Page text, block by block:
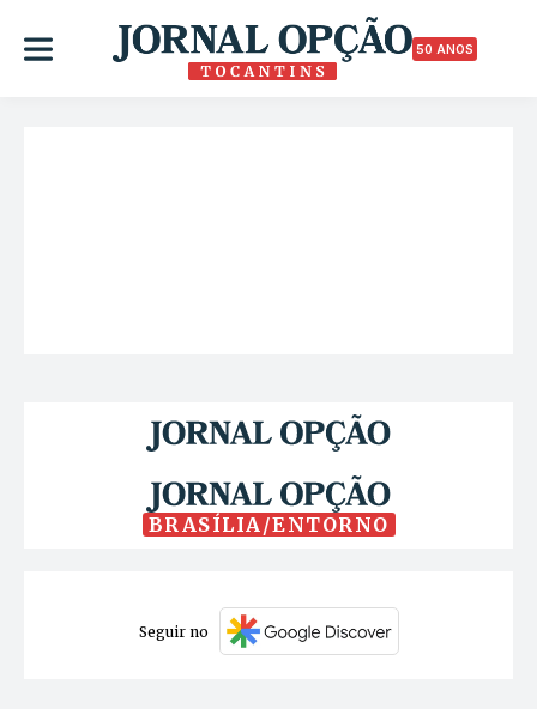
50 ANOS
BRASÍLIA/ENTORNO
Seguir no